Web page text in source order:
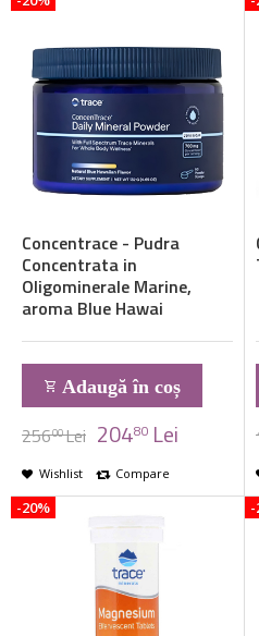
Concentrace - Pudra
Concentrata in
Oligominerale Marine,
aroma Blue Hawai
Adaugă în coș
25600Lei 20480 Lei
Wishlist Compare
-20% -